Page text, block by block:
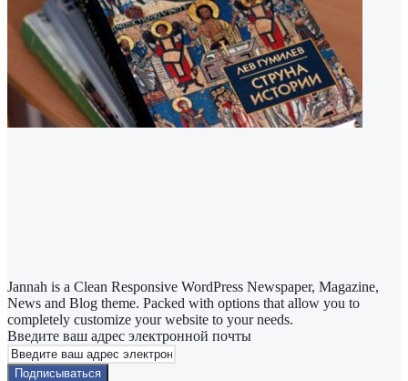
Jannah is a Clean Responsive WordPress Newspaper, Magazine,
News and Blog theme. Packed with options that allow you to
completely customize your website to your needs.
Введите ваш адрес электронной почты